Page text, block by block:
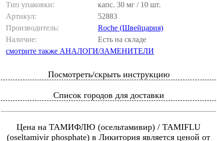
Тип упаковки:
капс. 30 мг / 10 шт.
Артикул:
52883
Производитель:
Roche (Швейцария)
Наличие:
Есть на складе
смотрите также АНАЛОГИ/ЗАМЕНИТЕЛИ
Посмотреть/скрыть инструкцию
Список городов для доставки
Цена на ТАМИФЛЮ (осельтамивир) / TAMIFLU
(oseltamivir phosphate) в Ликитория является ценой от